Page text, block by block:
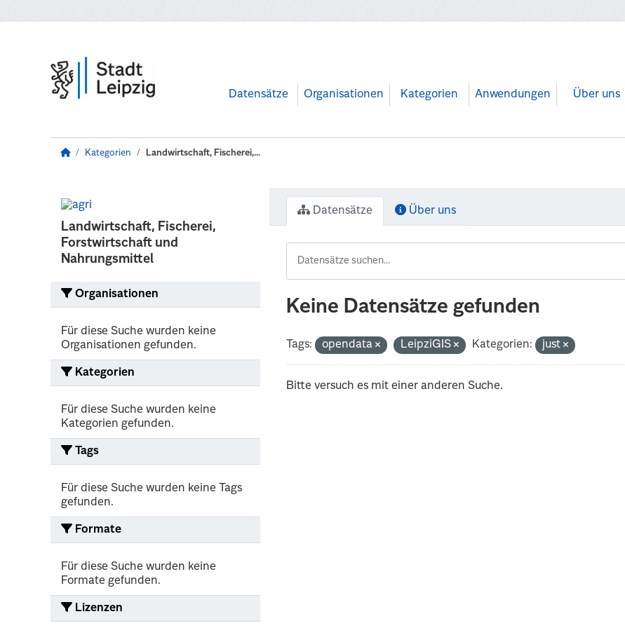
Datensätze Organisationen Kategorien Anwendungen Über uns
Kategorien Landwirtschaft, Fischerei,...
Landwirtschaft, Fischerei,
Forstwirtschaft und
Nahrungsmittel
Organisationen
Für diese Suche wurden keine
Organisationen gefunden.
Kategorien
Für diese Suche wurden keine
Kategorien gefunden.
Tags
Für diese Suche wurden keine Tags
gefunden.
Formate
Für diese Suche wurden keine
Formate gefunden.
Lizenzen
Datensätze Über uns
Keine Datensätze gefunden
Tags: opendata LeipziGIS Kategorien: just
Bitte versuch es mit einer anderen Suche.